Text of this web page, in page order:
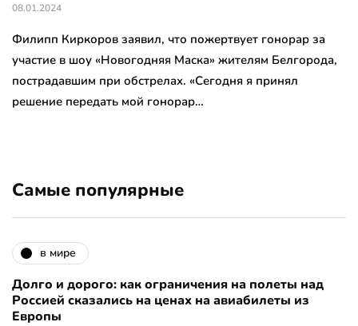
08.01.2024
Филипп Киркоров заявил, что пожертвует гонорар за
участие в шоу «Новогодняя Маска» жителям Белгорода,
пострадавшим при обстрелах. «Сегодня я принял
решение передать мой гонорар…
Самые популярные
в мире
Долго и дорого: как ограничения на полеты над
Россией сказались на ценах на авиабилеты из
Европы